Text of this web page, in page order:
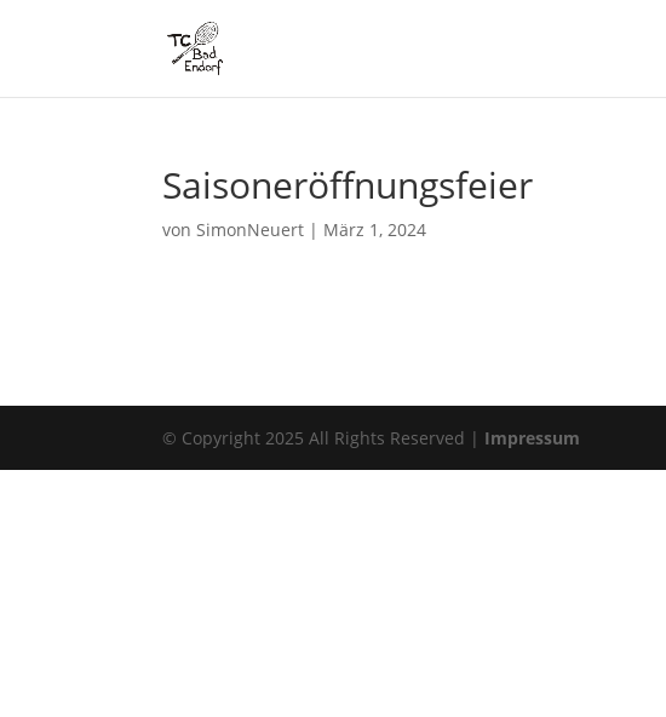
Saisoneröffnungsfeier
vonSimonNeuert | März 1, 2024
© Copyright 2025 All Rights Reserved | Impressum